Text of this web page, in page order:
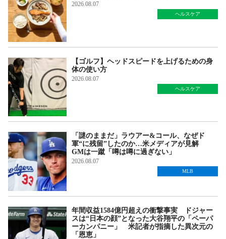
2026.08.07
ヘルスケア
【ゴルフ】ヘッドスピードを上げるための身
体の使い方
2026.08.07
ヘルスケア
「謎のままだ」ラウアー&コール、なぜド
軍“に残留”したのか…米メディアが見解
GMは一蹴「噂は噂に過ぎない」
2026.08.07
MLB
年間収益1584億円超えの衝撃事実 ドジャー
スは“日本の顔”となった大谷翔平の「ペーパ
ーカンパニー」 米記者が指摘した異次元の
「恩恵」